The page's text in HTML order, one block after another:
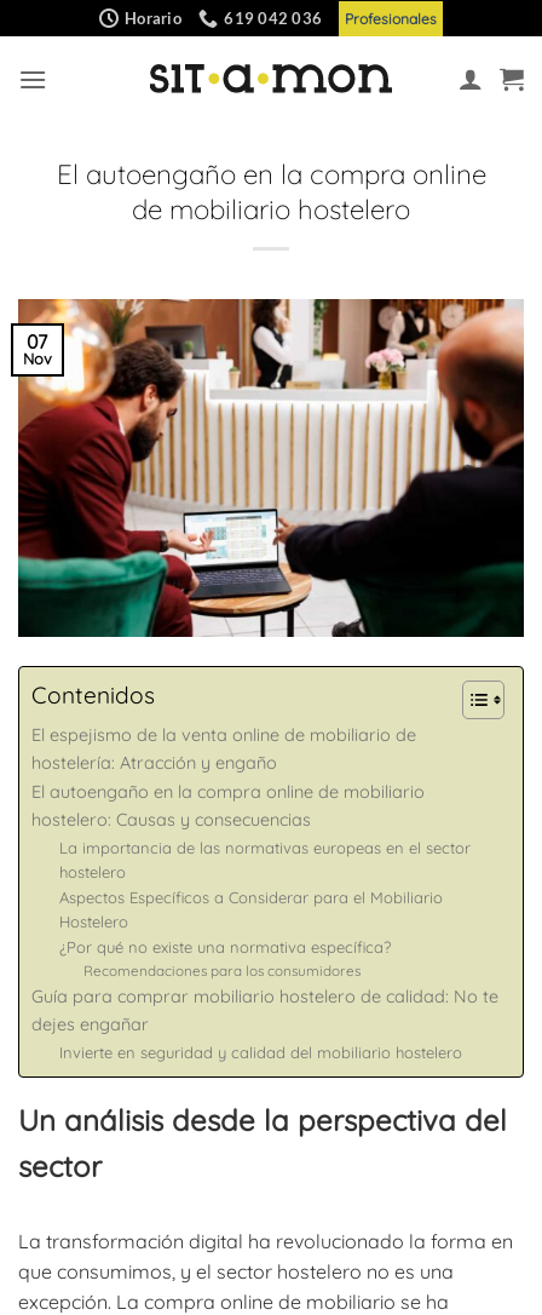
al
contenido
Horario 619 042 036 Profesionales
El autoengaño en la compra online
de mobiliario hostelero
07
Nov
Contenidos
El espejismo de la venta online de mobiliario de
hostelería: Atracción y engaño
El autoengaño en la compra online de mobiliario
hostelero: Causas y consecuencias
La importancia de las normativas europeas en el sector
hostelero
Aspectos Específicos a Considerar para el Mobiliario
Hostelero
¿Por qué no existe una normativa específica?
Recomendaciones para los consumidores
Guía para comprar mobiliario hostelero de calidad: No te
dejes engañar
Invierte en seguridad y calidad del mobiliario hostelero
Un análisis desde la perspectiva del
sector
La transformación digital ha revolucionado la forma en
que consumimos, y el sector hostelero no es una
excepción. La compra online de mobiliario se ha